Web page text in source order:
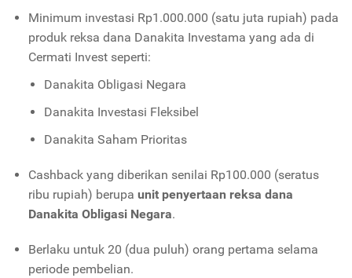
Minimum investasi Rp1.000.000 (satu juta rupiah) pada
produk reksa dana Danakita Investama yang ada di
Cermati Invest seperti:
Danakita Obligasi Negara
Danakita Investasi Fleksibel
Danakita Saham Prioritas
Cashback yang diberikan senilai Rp100.000 (seratus
ribu rupiah) berupa unit penyertaan reksa dana
Danakita Obligasi Negara.
Berlaku untuk 20 (dua puluh) orang pertama selama
periode pembelian.